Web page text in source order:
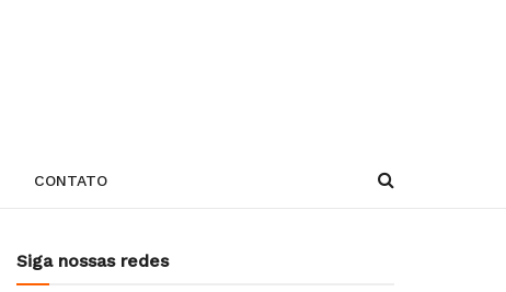
CONTATO
Siga nossas redes